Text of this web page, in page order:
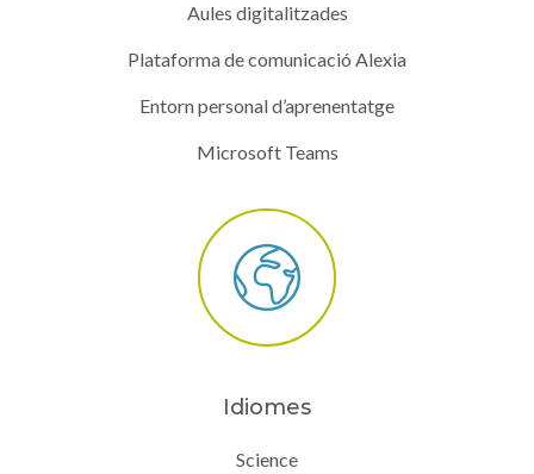
Aules digitalitzades
Plataforma de comunicació Alexia
Entorn personal d’aprenentatge
Microsoft Teams
Idiomes
Science